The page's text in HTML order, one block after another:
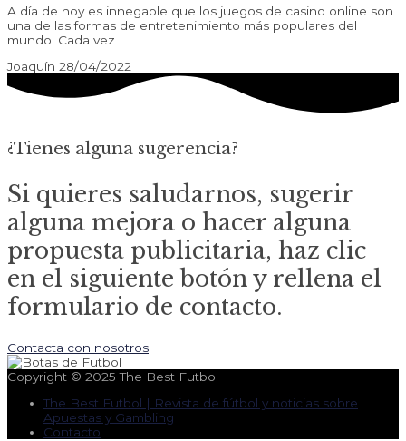
A día de hoy es innegable que los juegos de casino online son
una de las formas de entretenimiento más populares del
mundo. Cada vez
Joaquín 28/04/2022
¿Tienes alguna sugerencia?
Si quieres saludarnos, sugerir
alguna mejora o hacer alguna
propuesta publicitaria, haz clic
en el siguiente botón y rellena el
formulario de contacto.
Contacta con nosotros
Copyright © 2025The Best Futbol
The Best Futbol | Revista de fútbol y noticias sobre
Apuestas y Gambling
Contacto